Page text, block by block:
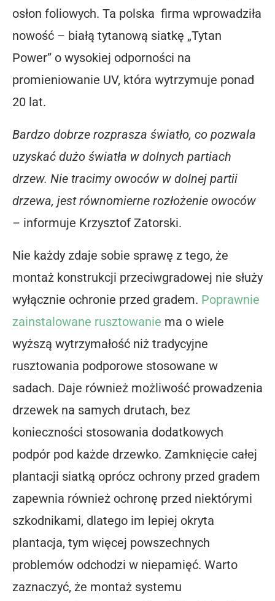
osłon foliowych. Ta polska firma wprowadziła
nowość – białą tytanową siatkę „Tytan
Power” o wysokiej odporności na
promieniowanie UV, która wytrzymuje ponad
20 lat.
Bardzo dobrze rozprasza światło, co pozwala
uzyskać dużo światła w dolnych partiach
drzew. Nie tracimy owoców w dolnej partii
drzewa, jest równomierne rozłożenie owoców
– informuje Krzysztof Zatorski.
Nie każdy zdaje sobie sprawę z tego, że
montaż konstrukcji przeciwgradowej nie służy
wyłącznie ochronie przed gradem. Poprawnie
zainstalowane rusztowanie ma o wiele
wyższą wytrzymałość niż tradycyjne
rusztowania podporowe stosowane w
sadach. Daje również możliwość prowadzenia
drzewek na samych drutach, bez
konieczności stosowania dodatkowych
podpór pod każde drzewko. Zamknięcie całej
plantacji siatką oprócz ochrony przed gradem
zapewnia również ochronę przed niektórymi
szkodnikami, dlatego im lepiej okryta
plantacja, tym więcej powszechnych
problemów odchodzi w niepamięć. Warto
zaznaczyć, że montaż systemu